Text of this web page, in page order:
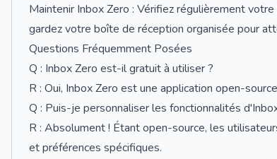
Maintenir Inbox Zero : Vérifiez régulièrement
gardez votre boîte de réception organisée pour
Questions Fréquemment Posées
Q : Inbox Zero est-il gratuit à utiliser ?
R : Oui, Inbox Zero est une application open-
Q : Puis-je personnaliser les fonctionnalités
R : Absolument ! Étant open-source, les
et préférences spécifiques.